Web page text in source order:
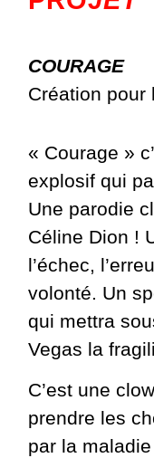
COURAGE
Création pour
« Courage »
explosif qui
Une parodie
Céline Dion !
l’échec,
volonté. Un
qui mettra
Vegas la
C’est une
prendre les
par la